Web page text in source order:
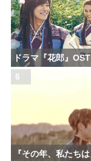
ドラマ『花郎』
6
『その年、私たち